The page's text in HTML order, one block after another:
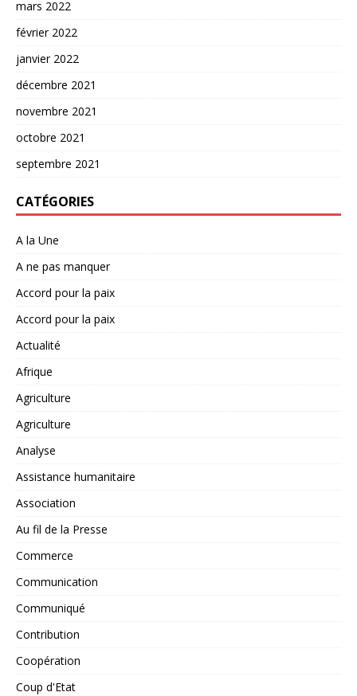
mars 2022
février 2022
janvier 2022
décembre 2021
novembre 2021
octobre 2021
septembre 2021
CATÉGORIES
A la Une
A ne pas manquer
Accord pour la paix
Accord pour la paix
Actualité
Afrique
Agriculture
Agriculture
Analyse
Assistance humanitaire
Association
Au fil de la Presse
Commerce
Communication
Communiqué
Contribution
Coopération
Coup d'Etat